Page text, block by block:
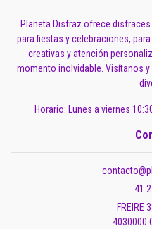
Planeta Disfraz ofrece
para fiestas y celebraciones,
creativas y atención
momento inolvidable. Visítanos
Horario: Lunes a viernes
41
FREIRE
4030000